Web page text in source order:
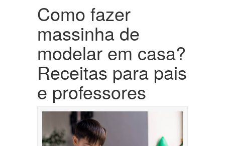
Como fazer
massinha de
modelar em casa?
Receitas para pais
e professores